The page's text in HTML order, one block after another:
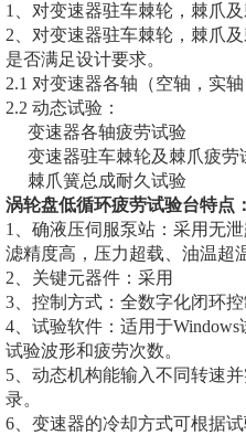
1、对变速器驻车棘轮，棘爪
2、对变速器驻车棘轮，棘爪
是否满足设计要求。
2.1 对变速器各轴（空轴，实
2.2 动态试验：
变速器各轴疲劳试验
变速器驻车棘轮及棘爪疲劳
棘爪簧总成耐久试验
涡轮盘低循环疲劳试验台特点
1、确液压伺服泵站：采用无
滤精度高，压力超载、油温超
2、关键元器件：采用
3、控制方式：全数字化闭环
4、试验软件：适用于
试验波形和疲劳次数。
5、动态机构能输入不同转速
录。
6、变速器的冷却方式可根据